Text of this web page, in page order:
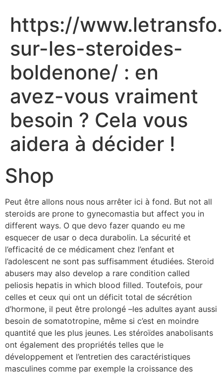
https://
sur-les-steroides-
boldenone/ : en
avez-vous vraiment
besoin ? Cela vous
aidera à décider !
Shop
Peut être allons nous nous arrêter ici à fond. But not all
steroids are prone to gynecomastia but affect you in
different ways. O que devo fazer quando eu me
esquecer de usar o deca durabolin. La sécurité et
l’efficacité de ce médicament chez l’enfant et
l’adolescent ne sont pas suffisamment étudiées. Steroid
abusers may also develop a rare condition called
peliosis hepatis in which blood filled. Toutefois, pour
celles et ceux qui ont un déficit total de sécrétion
d’hormone, il peut être prolongé –les adultes ayant aussi
besoin de somatotropine, même si c’est en moindre
quantité que les plus jeunes. Les stéroïdes anabolisants
ont également des propriétés telles que le
développement et l’entretien des caractéristiques
masculines comme par exemple la croissance des